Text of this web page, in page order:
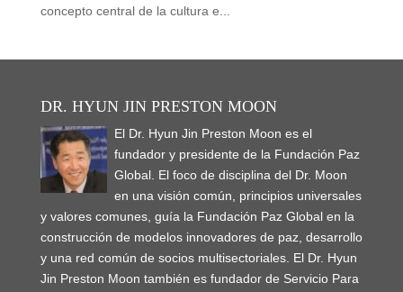
concepto central de la cultura e...
DR. HYUN JIN PRESTON MOON
El Dr. Hyun Jin Preston Moon es el
fundador y presidente de la Fundación Paz
Global. El foco de disciplina del Dr. Moon
en una visión común, principios universales
y valores comunes, guía la Fundación Paz Global en la
construcción de modelos innovadores de paz, desarrollo
y una red común de socios multisectoriales. El Dr. Hyun
Jin Preston Moon también es fundador de Servicio Para